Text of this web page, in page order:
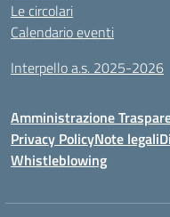
Le circolari
Calendario eventi
Interpello a.s. 2025-2026
Amministrazione
Privacy PolicyNote legali
Whistleblowing